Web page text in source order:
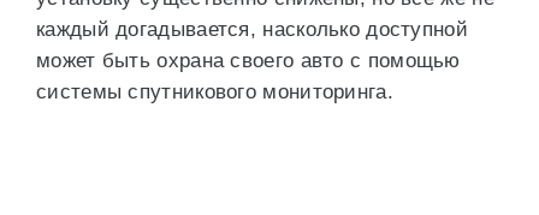
каждый догадывается, насколько доступной
может быть охрана своего авто с помощью
системы спутникового мониторинга.